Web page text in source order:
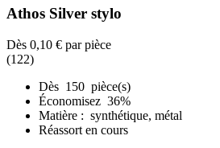
Athos Silver stylo
Dès 0,10 € par pièce
(122)
Dès 150 pièce(s)
Économisez 36%
Matière : synthétique, métal
Réassort en cours